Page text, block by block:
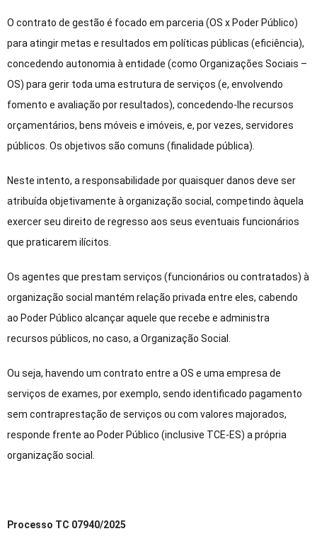
O contrato de gestão é focado em parceria (OS x Poder Público)
para atingir metas e resultados em políticas públicas (eficiência),
concedendo autonomia à entidade (como Organizações Sociais –
OS) para gerir toda uma estrutura de serviços (e, envolvendo
fomento e avaliação por resultados), concedendo-lhe recursos
orçamentários, bens móveis e imóveis, e, por vezes, servidores
públicos. Os objetivos são comuns (finalidade pública).
Neste intento, a responsabilidade por quaisquer danos deve ser
atribuída objetivamente à organização social, competindo àquela
exercer seu direito de regresso aos seus eventuais funcionários
que praticarem ilícitos.
Os agentes que prestam serviços (funcionários ou contratados) à
organização social mantém relação privada entre eles, cabendo
ao Poder Público alcançar aquele que recebe e administra
recursos públicos, no caso, a Organização Social.
Ou seja, havendo um contrato entre a OS e uma empresa de
serviços de exames, por exemplo, sendo identificado pagamento
sem contraprestação de serviços ou com valores majorados,
responde frente ao Poder Público (inclusive TCE-ES) a própria
organização social.
Processo TC 07940/2025